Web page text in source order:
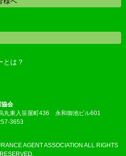
とは？
協会
丸東入笹屋町436 永和御池ビル601
3653
AGENT ASSOCIATION ALL RIGHTS
RESERVED.